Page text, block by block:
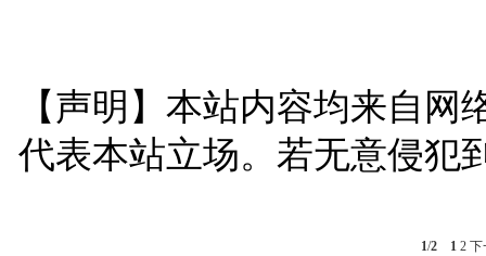
【声明】本站内容均来自
代表本站立场。若无意侵犯
1/2 1 2 下